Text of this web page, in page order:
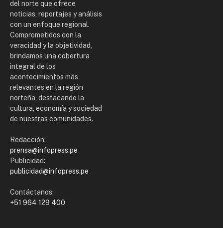
del norte que ofrece
noticias, reportajes y análisis
con un enfoque regional.
Comprometidos con la
veracidad y la objetividad,
brindamos una cobertura
integral de los
acontecimientos más
relevantes en la región
norteña, destacando la
cultura, economía y sociedad
de nuestras comunidades.
Redacción:
prensa@infopress.pe
Publicidad:
publicidad@infopress.pe
Contáctanos:
+51 964 129 400